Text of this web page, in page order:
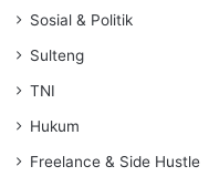
Sosial & Politik
Sulteng
TNI
Hukum
Freelance & Side Hustle